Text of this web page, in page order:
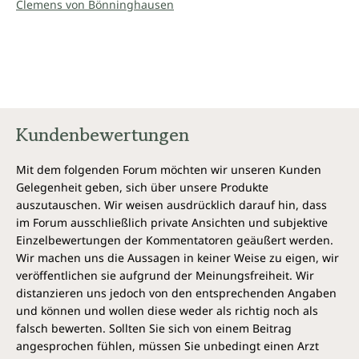
Clemens von Bönninghausen
Kundenbewertungen
Mit dem folgenden Forum möchten wir unseren Kunden
Gelegenheit geben, sich über unsere Produkte
auszutauschen. Wir weisen ausdrücklich darauf hin, dass
im Forum ausschließlich private Ansichten und subjektive
Einzelbewertungen der Kommentatoren geäußert werden.
Wir machen uns die Aussagen in keiner Weise zu eigen, wir
veröffentlichen sie aufgrund der Meinungsfreiheit. Wir
distanzieren uns jedoch von den entsprechenden Angaben
und können und wollen diese weder als richtig noch als
falsch bewerten. Sollten Sie sich von einem Beitrag
angesprochen fühlen, müssen Sie unbedingt einen Arzt